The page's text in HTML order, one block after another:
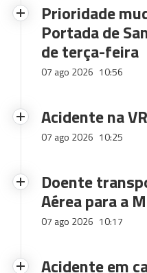
Prioridade
Portada de
de terça-feira
07 ago 2026 10:56
Acidente na
07 ago 2026 10:25
Doente
Aérea para a
07 ago 2026 10:17
Acidente em